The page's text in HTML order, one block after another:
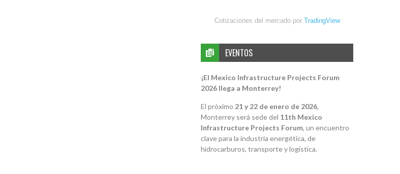
Cotizaciones del mercado por TradingView
EVENTOS
¡El Mexico Infrastructure Projects Forum
2026 llega a Monterrey!
El próximo 21 y 22 de enero de 2026,
Monterrey será sede del 11th Mexico
Infrastructure Projects Forum, un encuentro
clave para la industria energética, de
hidrocarburos, transporte y logística.